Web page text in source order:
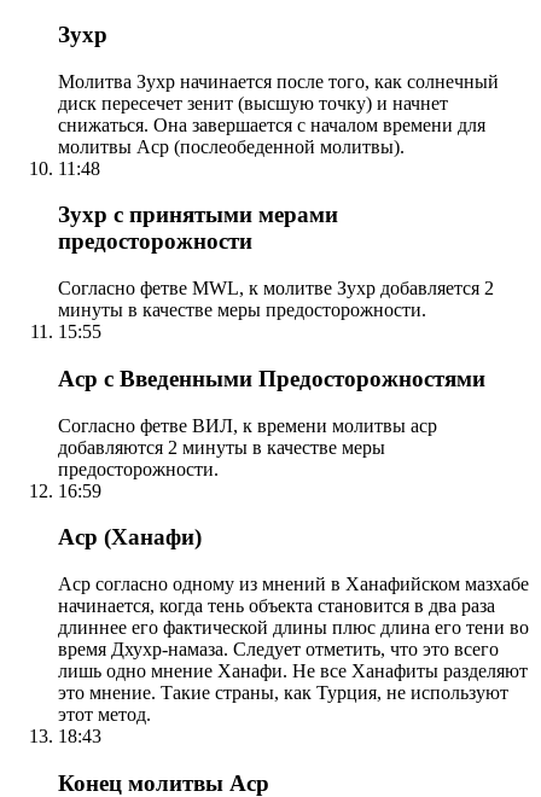
Зухр
Молитва Зухр начинается после того, как солнечный
диск пересечет зенит (высшую точку) и начнет
снижаться. Она завершается с началом времени для
молитвы Аср (послеобеденной молитвы).
11:48
Зухр с принятыми мерами
предосторожности
Согласно фетве MWL, к молитве Зухр добавляется 2
минуты в качестве меры предосторожности.
15:55
Аср с Введенными Предосторожностями
Согласно фетве ВИЛ, к времени молитвы аср
добавляются 2 минуты в качестве меры
предосторожности.
16:59
Аср (Ханафи)
Аср согласно одному из мнений в Ханафийском мазхабе
начинается, когда тень объекта становится в два раза
длиннее его фактической длины плюс длина его тени во
время Дхухр-намаза. Следует отметить, что это всего
лишь одно мнение Ханафи. Не все Ханафиты разделяют
это мнение. Такие страны, как Турция, не используют
этот метод.
18:43
Конец молитвы Аср